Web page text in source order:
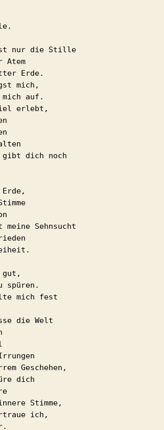
nur die Stille
Atem
Erde.
mich,
auf.
erlebt,
gibt dich noch
spüren.
mich fest
die Welt
Geschehen,
dich
Stimme,
ich,